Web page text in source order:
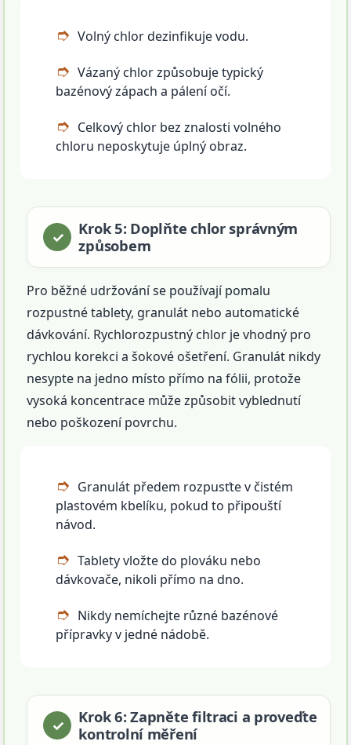
Volný chlor dezinfikuje vodu.
Vázaný chlor způsobuje typický
bazénový zápach a pálení očí.
Celkový chlor bez znalosti volného
chloru neposkytuje úplný obraz.
Krok 5: Doplňte chlor správným
způsobem
Pro běžné udržování se používají pomalu
rozpustné tablety, granulát nebo automatické
dávkování. Rychlorozpustný chlor je vhodný pro
rychlou korekci a šokové ošetření. Granulát nikdy
nesypte na jedno místo přímo na fólii, protože
vysoká koncentrace může způsobit vyblednutí
nebo poškození povrchu.
Granulát předem rozpusťte v čistém
plastovém kbelíku, pokud to připouští
návod.
Tablety vložte do plováku nebo
dávkovače, nikoli přímo na dno.
Nikdy nemíchejte různé bazénové
přípravky v jedné nádobě.
Krok 6: Zapněte filtraci a proveďte
kontrolní měření